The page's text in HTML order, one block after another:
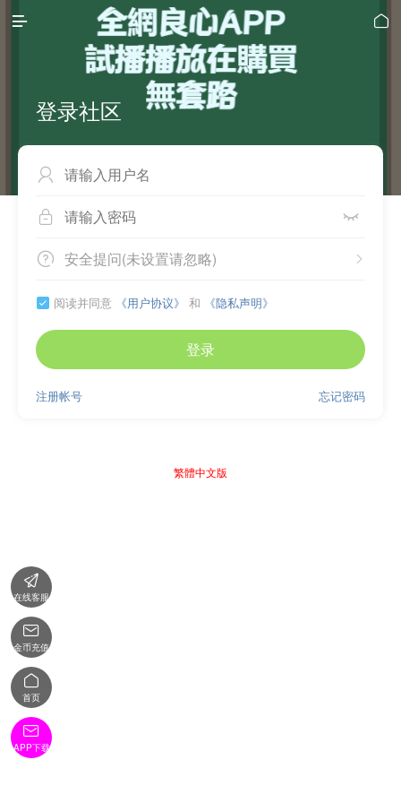
 
登录社区

 
 
安全提问(未设置请忽略)
 阅读并同意 《用户协议》 和 《隐私声明》
登录
忘记密码
注册帐号
繁體中文版

在线客服

金币充值

首页

APP下载